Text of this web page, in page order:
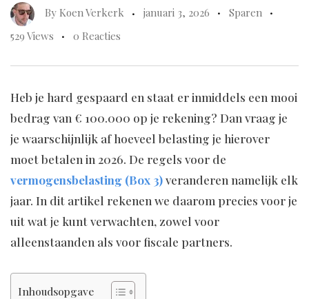
By Koen Verkerk januari 3, 2026
Sparen
529 Views
0 Reacties
Heb je hard gespaard en staat er inmiddels een mooi
bedrag van € 100.000 op je rekening? Dan vraag je
je waarschijnlijk af hoeveel belasting je hierover
moet betalen in 2026. De regels voor de
vermogensbelasting (Box 3)veranderen namelijk elk
jaar. In dit artikel rekenen we daarom precies voor je
uit wat je kunt verwachten, zowel voor
alleenstaanden als voor fiscale partners.
Inhoudsopgave